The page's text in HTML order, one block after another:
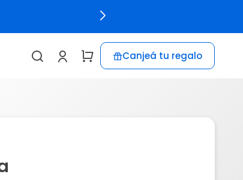
Canjeá tu regalo